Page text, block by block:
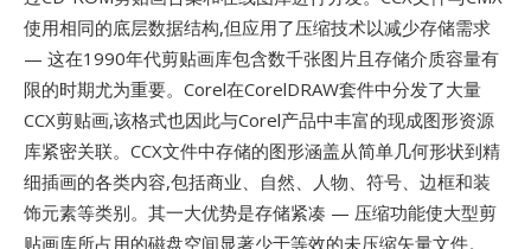
使用相同的底层数据结构,但应用了压缩技术以减少存储需求
— 这在1990年代剪贴画库包含数千张图片且存储介质容量有
限的时期尤为重要。Corel在CorelDRAW套件中分发了大量
CCX剪贴画,该格式也因此与Corel产品中丰富的现成图形资源
库紧密关联。CCX文件中存储的图形涵盖从简单几何形状到精
细插画的各类内容,包括商业、自然、人物、符号、边框和装
饰元素等类别。其一大优势是存储紧凑 — 压缩功能使大型剪
贴画库所占用的磁盘空间显著少于等效的未压缩矢量文件。